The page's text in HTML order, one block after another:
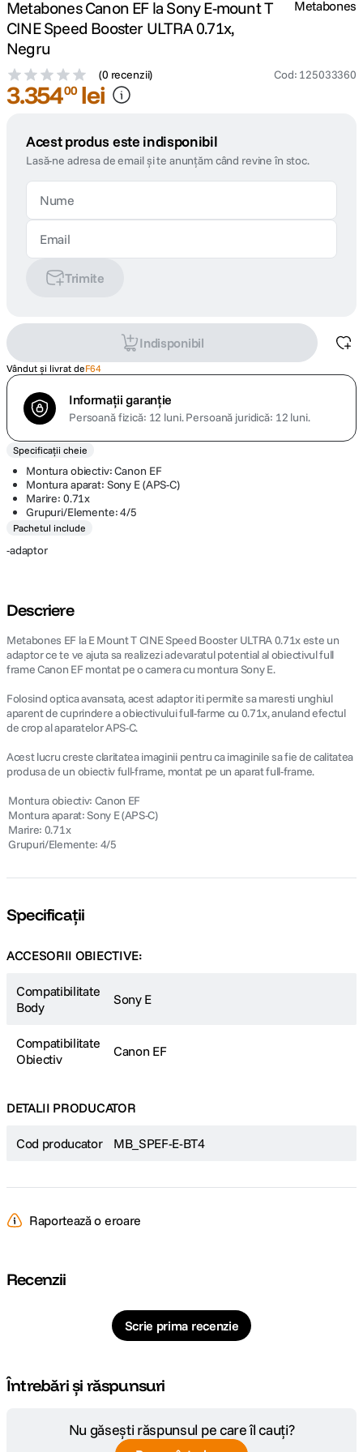
Metabones Canon EF la Sony E-mount T
CINE Speed Booster ULTRA 0.71x,
Negru
(0 recenzii) Cod: 125033360
Metabones
3.35400 lei
Acest produs este indisponibil
Lasă-ne adresa de email și te anunțăm când revine în stoc.
Trimite
Indisponibil
Vândut și livrat deF64
Informații garanție
Persoană fizică: 12 luni.Persoană juridică: 12 luni.
Specificații cheie
Montura obiectiv: Canon EF
Montura aparat: Sony E (APS-C)
Marire: 0.71x
Grupuri/Elemente: 4/5
Pachetul include
-adaptor
Descriere
Metabones EF la E Mount T CINE Speed Booster ULTRA 0.71x este un
adaptor ce te ve ajuta sa realizezi adevaratul potential al obiectivul full
frame Canon EF montat pe o camera cu montura Sony E.
Folosind optica avansata, acest adaptor iti permite sa maresti unghiul
aparent de cuprindere a obiectivului full-farme cu 0.71x, anuland efectul
de crop al aparatelor APS-C.
Acest lucru creste claritatea imaginii pentru ca imaginile sa fie de calitatea
produsa de un obiectiv full-frame, montat pe un aparat full-frame.
 Montura obiectiv: Canon EF
 Montura aparat: Sony E (APS-C)
 Marire: 0.71x
 Grupuri/Elemente: 4/5
Specificații
ACCESORII OBIECTIVE:
Compatibilitate
Body
Sony E
Compatibilitate
Obiectiv
Canon EF
DETALII PRODUCATOR
Cod producator MB_SPEF-E-BT4
Raportează o eroare
Recenzii
Scrie prima recenzie
Întrebări și răspunsuri
Nu găsești răspunsul pe care îl cauți?